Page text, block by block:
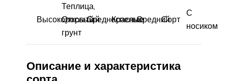
Высокорослый
Теплица,
Открытый
грунт
Среднеспелые
КрасныеСреднийСорт
С
носиком
Описание и характеристика